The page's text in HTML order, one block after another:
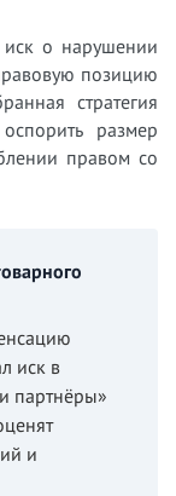
о нарушении
позицию
стратегия
размер
правом со
иск в
партнёры»
и